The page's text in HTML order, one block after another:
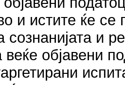
и истите ќе
и
веќе објавени